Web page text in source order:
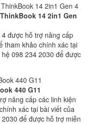
14 2in1 Gen
được hỗ trợ nâng cấp
tham khảo chính xác tại
098 234 2030 để được
440 G11
nâng cấp các linh kiện
xác tại bài viết của
để được hỗ trợ miễn